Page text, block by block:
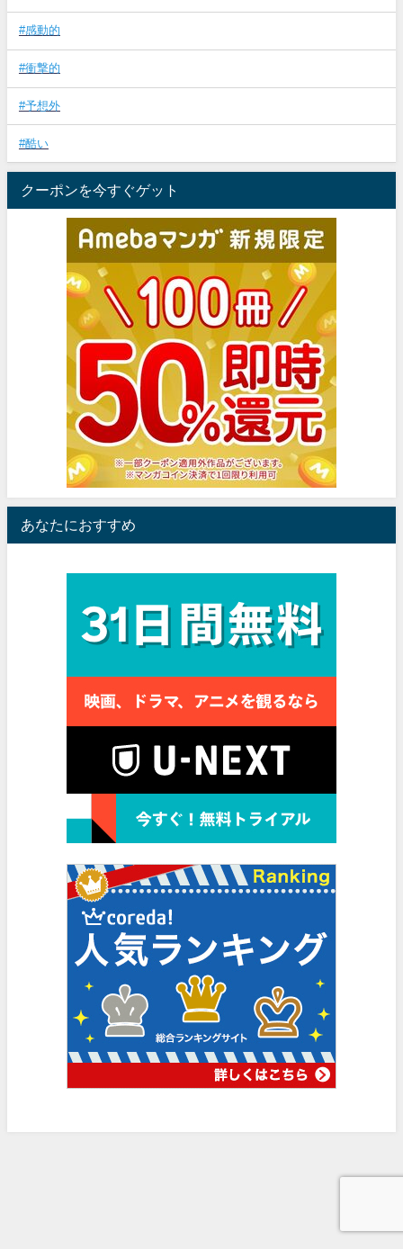
#感動的
#衝撃的
#予想外
#酷い
クーポンを今すぐゲット
あなたにおすすめ